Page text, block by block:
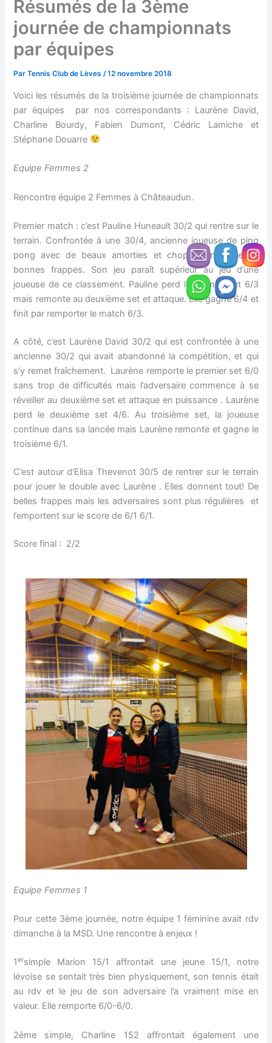
Résumés de la 3ème
journée de championnats
par équipes
ParTennis Club de Lèves/12 novembre 2018
Voici les résumés de la troisième journée de championnats
par équipes par nos correspondants : Laurène David,
Charline Bourdy, Fabien Dumont, Cédric Lamiche et
Stéphane Douarre
Equipe Femmes 2
Rencontre équipe 2 Femmes à Châteaudun.
Premier match : c’est Pauline Huneault 30/2 qui rentre sur le
terrain. Confrontée à une 30/4, ancienne joueuse de ping
pong avec de beaux amorties et chopes ainsi que de
bonnes frappes. Son jeu paraît supérieur au jeu d’une
joueuse de ce classement. Pauline perd le premier set 6/3
mais remonte au deuxième set et attaque. Elle gagne 6/4 et
finit par remporter le match 6/3.
A côté, c’est Laurène David 30/2 qui est confrontée à une
ancienne 30/2 qui avait abandonné la compétition, et qui
s’y remet fraîchement. Laurène remporte le premier set 6/0
sans trop de difficultés mais l’adversaire commence à se
réveiller au deuxième set et attaque en puissance . Laurène
perd le deuxième set 4/6. Au troisième set, la joueuse
continue dans sa lancée mais Laurène remonte et gagne le
troisième 6/1.
C’est autour d’Elisa Thevenot 30/5 de rentrer sur le terrain
pour jouer le double avec Laurène . Elles donnent tout! De
belles frappes mais les adversaires sont plus régulières et
l’emportent sur le score de 6/1 6/1.
Score final : 2/2
Equipe Femmes 1
Pour cette 3ème journée, notre équipe 1 féminine avait rdv
dimanche à la MSD. Une rencontre à enjeux !
1ersimple Marion 15/1 affrontait une jeune 15/1, notre
lévoise se sentait très bien physiquement, son tennis était
au rdv et le jeu de son adversaire l’a vraiment mise en
valeur. Elle remporte 6/0-6/0.
2ème simple, Charline 152 affrontait également une